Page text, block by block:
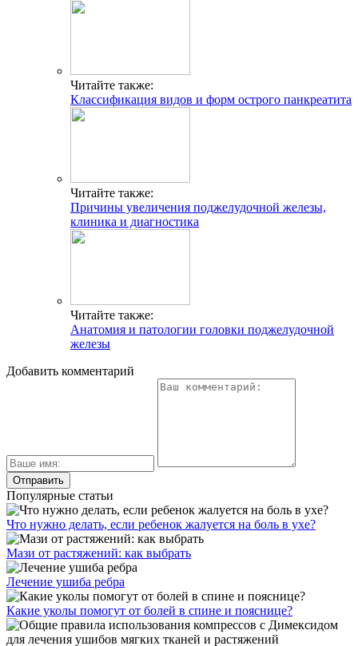
Читайте также:
Классификация видов и форм острого панкреатита
Читайте также:
Причины увеличения поджелудочной железы,
клиника и диагностика
Читайте также:
Анатомия и патологии головки поджелудочной
железы
Добавить комментарий
Популярные статьи
Что нужно делать, если ребенок жалуется на боль в ухе?
Мази от растяжений: как выбрать
Лечение ушиба ребра
Какие уколы помогут от болей в спине и пояснице?